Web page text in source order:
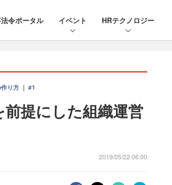
法令ポータル イベント HRテクノロジー
り方 ｜ #1
提にした組織運営
2019/05/22 06:00